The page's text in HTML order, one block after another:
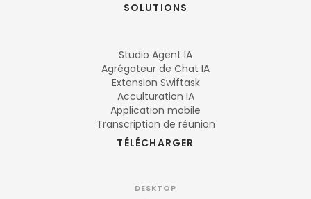
SOLUTIONS
Studio Agent IA
Agrégateur de Chat IA
Extension Swiftask
Acculturation IA
Application mobile
Transcription de réunion
TÉLÉCHARGER
DESKTOP